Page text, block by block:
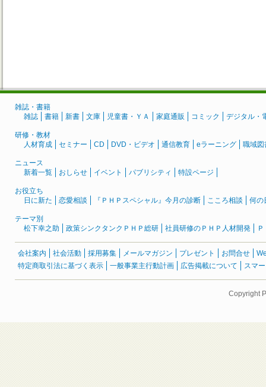
雑誌・書籍
雑誌
書籍 新書 文庫 児童書・ＹＡ 家庭通販 コミック デジタル・
研修・教材
人材育成
セミナー CD DVD・ビデオ 通信教育 eラーニング 職域図
ニュース
新着一覧
おしらせ イベント パブリシティ 特設ページ
お役立ち
日に新た
恋愛相談 『ＰＨＰスペシャル』今月の診断 こころ相談 何の
テーマ別
松下幸之助
政策シンクタンクＰＨＰ総研 社員研修のＰＨＰ人材開発
会社案内 社会活動 採用募集 メールマガジン プレゼント お問合せ
特定商取引法に基づく表示
一般事業主行動計画 広告掲載について スマ
Copyright